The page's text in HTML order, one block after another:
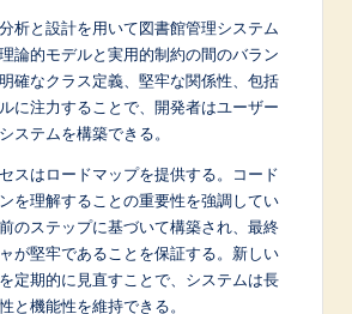
析と設計を用いて図書館管理システム
論的モデルと実用的制約の間のバラン
確なクラス定義、堅牢な関係性、包括
に注力することで、開発者はユーザー
ステムを構築できる。
スはロードマップを提供する。コード
を理解することの重要性を強調してい
のステップに基づいて構築され、最終
が堅牢であることを保証する。新しい
定期的に見直すことで、システムは長
と機能性を維持できる。